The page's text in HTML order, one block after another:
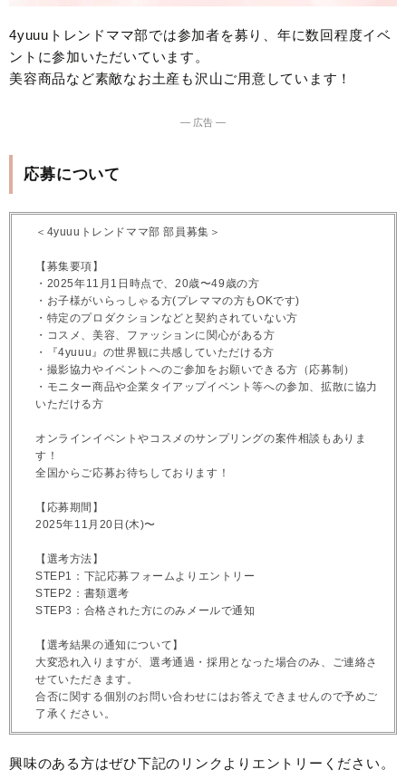
4yuuuトレンドママ部では参加者を募り、年に数回程度イベ
ントに参加いただいています。
美容商品など素敵なお土産も沢山ご用意しています！
― 広告 ―
応募について
＜4yuuuトレンドママ部 部員募集＞
【募集要項】
・2025年11月1日時点で、20歳〜49歳の方
・お子様がいらっしゃる方(プレママの方もOKです)
・特定のプロダクションなどと契約されていない方
・コスメ、美容、ファッションに関心がある方
・『4yuuu』の世界観に共感していただける方
・撮影協力やイベントへのご参加をお願いできる方（応募制）
・モニター商品や企業タイアップイベント等への参加、拡散に協力
いただける方
オンラインイベントやコスメのサンプリングの案件相談もありま
す！
全国からご応募お待ちしております！
【応募期間】
2025年11月20日(木)〜
【選考方法】
STEP1：下記応募フォームよりエントリー
STEP2：書類選考
STEP3：合格された方にのみメールで通知
【選考結果の通知について】
大変恐れ入りますが、選考通過・採用となった場合のみ、ご連絡さ
せていただきます。
合否に関する個別のお問い合わせにはお答えできませんので予めご
了承ください。
興味のある方はぜひ下記のリンクよりエントリーください。